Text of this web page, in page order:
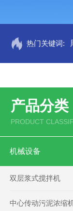
热门关键词:
产品分类
PRODUCT
机械设备
双层浆式搅拌机
中心传动污泥浓缩